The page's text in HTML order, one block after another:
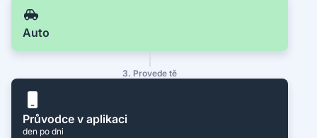
Auto
3. Provede tě
Průvodce v aplikaci
den po dni